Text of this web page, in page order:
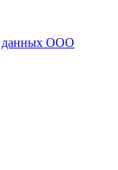
данных ООО